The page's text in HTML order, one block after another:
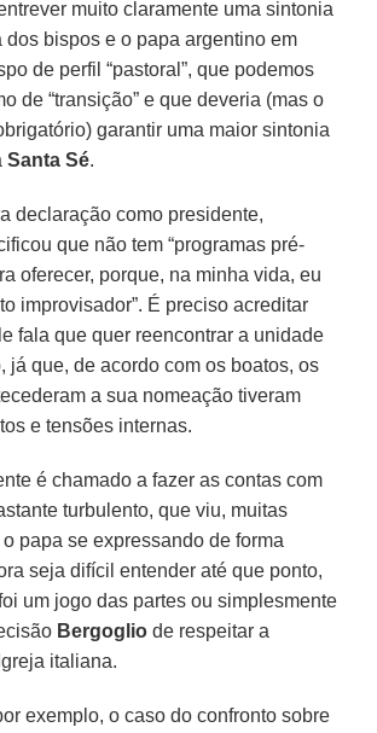
muito claramente uma sintonia
dos bispos e o papa argentino em
de perfil “pastoral”, que podemos
de “transição” e que deveria (mas o
garantir uma maior sintonia
Santa Sé.
declaração como presidente,
que não tem “programas pré-
oferecer, porque, na minha vida, eu
improvisador”. É preciso acreditar
fala que quer reencontrar a unidade
já que, de acordo com os boatos, os
a sua nomeação tiveram
e tensões internas.
é chamado a fazer as contas com
turbulento, que viu, muitas
o papa se expressando de forma
seja difícil entender até que ponto,
um jogo das partes ou simplesmente
Bergoglio de respeitar a
italiana.
exemplo, o caso do confronto sobre